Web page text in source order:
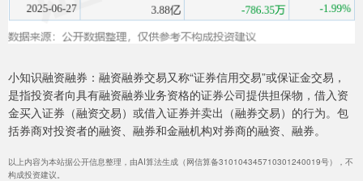
小知识融资融券：融资融券交易又称“证券信用交易”或保证金交易，
是指投资者向具有融资融券业务资格的证券公司提供担保物，借入资
金买入证券（融资交易）或借入证券并卖出（融券交易）的行为。包
括券商对投资者的融资、融券和金融机构对券商的融资、融券。
以上内容为本站据公开信息整理，由AI算法生成（网信算备310104345710301240019号），不
构成投资建议。